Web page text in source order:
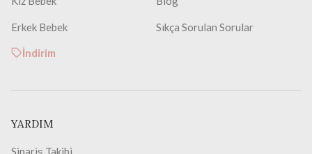
Erkek Bebek
İndirim
Sıkça Sorulan Sorular
YARDIM
Sipariş Takibi